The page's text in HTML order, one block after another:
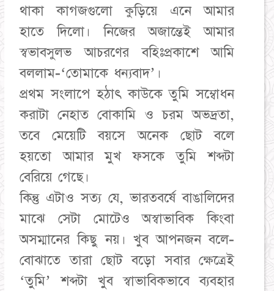
থাকা কাগজগুলো কুড়িয়ে এনে আমার
হাতে দিলো। নিজের অজান্তেই আমার
স্বভাবসুলভ আচরণের বহিঃপ্রকাশে আমি
বললাম-‘তোমাকে ধন্যবাদ’।
প্রথম সংলাপে হঠাৎ কাউকে তুমি সম্বোধন
করাটা নেহাত বোকামি ও চরম অভদ্রতা,
তবে মেয়েটি বয়সে অনেক ছোট বলে
হয়তো আমার মুখ ফসকে তুমি শব্দটা
বেরিয়ে গেছে।
কিন্তু এটাও সত্য যে, ভারতবর্ষে বাঙালিদের
মাঝে সেটা মোটেও অস্বাভাবিক কিংবা
অসম্মানের কিছু নয়। খুব আপনজন বলে-
বোঝাতে তারা ছোট বড়ো সবার ক্ষেত্রেই
‘তুমি’ শব্দটা খুব স্বাভাবিকভাবে ব্যবহার